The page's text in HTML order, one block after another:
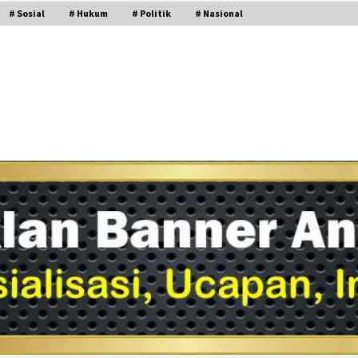
# Sosial # Hukum # Politik # Nasional